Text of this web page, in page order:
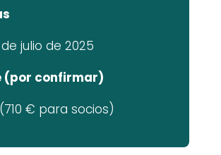
de julio de 2025
(por confirmar)
€ para socios)